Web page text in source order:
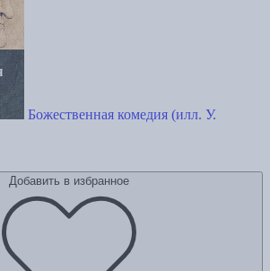
Божественная комедия (илл. У.
Добавить в избранное